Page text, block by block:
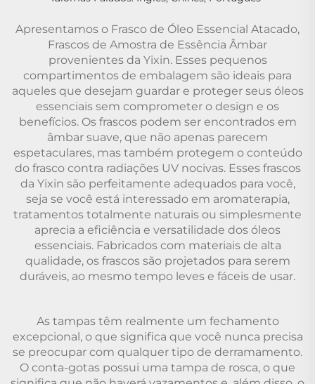
Apresentamos o Frasco de Óleo Essencial Atacado,
Frascos de Amostra de Essência Âmbar
provenientes da Yixin. Esses pequenos
compartimentos de embalagem são ideais para
aqueles que desejam guardar e proteger seus óleos
essenciais sem comprometer o design e os
benefícios. Os frascos podem ser encontrados em
âmbar suave, que não apenas parecem
espetaculares, mas também protegem o conteúdo
do frasco contra radiações UV nocivas. Esses frascos
da Yixin são perfeitamente adequados para você,
seja se você está interessado em aromaterapia,
tratamentos totalmente naturais ou simplesmente
aprecia a eficiência e versatilidade dos óleos
essenciais. Fabricados com materiais de alta
qualidade, os frascos são projetados para serem
duráveis, ao mesmo tempo leves e fáceis de usar.
As tampas têm realmente um fechamento
excepcional, o que significa que você nunca precisa
se preocupar com qualquer tipo de derramamento.
O conta-gotas possui uma tampa de rosca, o que